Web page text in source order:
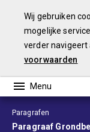
Wij gebruiken
mogelijke
verder navigeert
voorwaarden
Paragrafen
Paragraaf